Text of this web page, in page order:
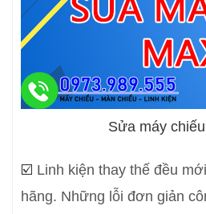
Sửa máy chiếu
☑️ Linh kiện thay thế đều
hãng. Những lỗi đơn giản